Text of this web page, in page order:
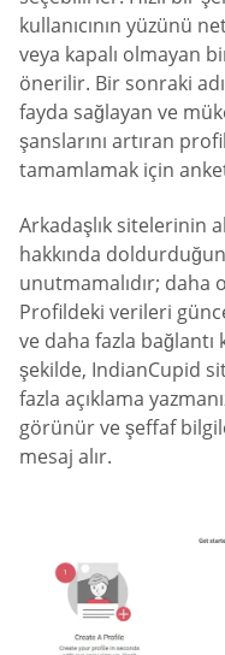
kullanıcının yüzünü
veya kapalı olmayan
önerilir. Bir sonraki
fayda sağlayan ve
şanslarını artıran
tamamlamak için
Arkadaşlık sitelerinin
hakkında
unutmamalıdır; daha
Profildeki verileri
ve daha fazla bağlantı
şekilde, IndianCupid
fazla açıklama
görünür ve şeffaf
mesaj alır.